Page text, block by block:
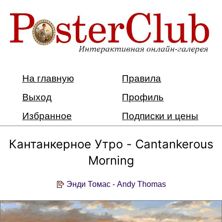
На главную
Правила
Выход
Профиль
Избранное
Подписки и цены
Кантанкерное Утро - Cantankerous
Morning
Энди Томас - Andy Thomas